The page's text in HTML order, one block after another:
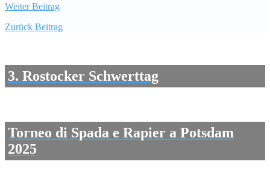
WeiterBeitrag
Zurück Beitrag
3. Rostocker Schwerttag
Torneo di Spada e Rapier a Potsdam
2025